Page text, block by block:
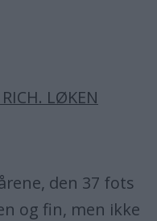
LØKEN
den 37 fots
og fin, men ikke